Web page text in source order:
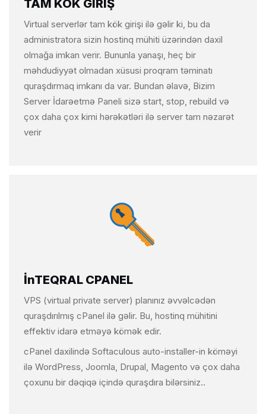
TAM KÖK GIRIŞ
Virtual serverlər tam kök girişi ilə gəlir ki, bu da
administratora sizin hostinq mühiti üzərindən daxil
olmağa imkan verir. Bununla yanaşı, heç bir
məhdudiyyət olmadan xüsusi proqram təminatı
quraşdırmaq imkanı da var. Bundan əlavə, Bizim
Server İdarəetmə Paneli sizə start, stop, rebuild və
çox daha çox kimi hərəkətləri ilə server tam nəzarət
verir
İnTEQRAL CPANEL
VPS (virtual private server) planınız əvvəlcədən
quraşdırılmış cPanel ilə gəlir. Bu, hostinq mühitini
effektiv idarə etməyə kömək edir.
cPanel daxilində Softaculous auto-installer-in köməyi
ilə WordPress, Joomla, Drupal, Magento və çox daha
çoxunu bir dəqiqə içində quraşdıra bilərsiniz..